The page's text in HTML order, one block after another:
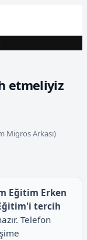
etmeliyiz
Migros Arkası)
Eğitim Erken
tercih
Telefon